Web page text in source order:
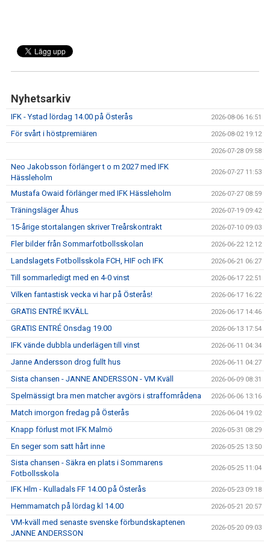
Nyhetsarkiv
IFK - Ystad lördag 14.00 på Österås 2026-08-06 16:51
För svårt i höstpremiären 2026-08-02 19:12
2026-07-28 09:58
Neo Jakobsson förlänger t o m 2027 med IFK
Hässleholm
2026-07-27 11:53
Mustafa Owaid förlänger med IFK Hässleholm 2026-07-27 08:59
Träningsläger Åhus 2026-07-19 09:42
15-årige stortalangen skriver Treårskontrakt 2026-07-10 09:03
Fler bilder från Sommarfotbollsskolan 2026-06-22 12:12
Landslagets Fotbollsskola FCH, HIF och IFK 2026-06-21 06:27
Till sommarledigt med en 4-0 vinst 2026-06-17 22:51
Vilken fantastisk vecka vi har på Österås! 2026-06-17 16:22
GRATIS ENTRÉ IKVÄLL 2026-06-17 14:46
GRATIS ENTRÉ Onsdag 19.00 2026-06-13 17:54
IFK vände dubbla underlägen till vinst 2026-06-11 04:34
Janne Andersson drog fullt hus 2026-06-11 04:27
Sista chansen - JANNE ANDERSSON - VM Kväll 2026-06-09 08:31
Spelmässigt bra men matcher avgörs i straffområdena 2026-06-06 13:16
Match imorgon fredag på Österås 2026-06-04 19:02
Knapp förlust mot IFK Malmö 2026-05-31 08:29
En seger som satt hårt inne 2026-05-25 13:50
Sista chansen - Säkra en plats i Sommarens
Fotbollsskola
2026-05-25 11:04
IFK Hlm - Kulladals FF 14.00 på Österås 2026-05-23 09:18
Hemmamatch på lördag kl 14.00 2026-05-21 20:57
VM-kväll med senaste svenske förbundskaptenen
JANNE ANDERSSON
2026-05-20 09:03